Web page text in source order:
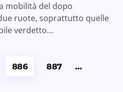
mobilità del dopo
ruote, soprattutto quelle
verdetto…
886 887 …